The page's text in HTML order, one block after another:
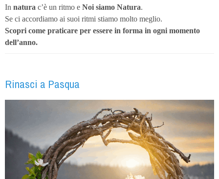
In natura c’è un ritmo e Noi siamo Natura.
Se ci accordiamo ai suoi ritmi stiamo molto meglio.
Scopri come praticare per essere in forma in ogni momento
dell’anno.
Rinasci a Pasqua